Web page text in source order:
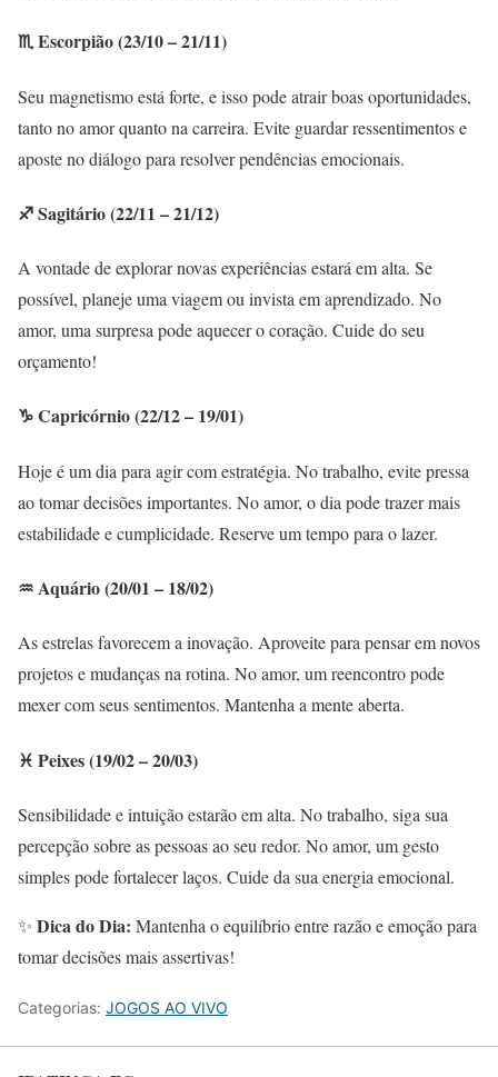
♏ Escorpião (23/10 – 21/11)
Seu magnetismo está forte, e isso pode atrair boas oportunidades,
tanto no amor quanto na carreira. Evite guardar ressentimentos e
aposte no diálogo para resolver pendências emocionais.
♐ Sagitário (22/11 – 21/12)
A vontade de explorar novas experiências estará em alta. Se
possível, planeje uma viagem ou invista em aprendizado. No
amor, uma surpresa pode aquecer o coração. Cuide do seu
orçamento!
♑ Capricórnio (22/12 – 19/01)
Hoje é um dia para agir com estratégia. No trabalho, evite pressa
ao tomar decisões importantes. No amor, o dia pode trazer mais
estabilidade e cumplicidade. Reserve um tempo para o lazer.
♒ Aquário (20/01 – 18/02)
As estrelas favorecem a inovação. Aproveite para pensar em novos
projetos e mudanças na rotina. No amor, um reencontro pode
mexer com seus sentimentos. Mantenha a mente aberta.
♓ Peixes (19/02 – 20/03)
Sensibilidade e intuição estarão em alta. No trabalho, siga sua
percepção sobre as pessoas ao seu redor. No amor, um gesto
simples pode fortalecer laços. Cuide da sua energia emocional.
✨ Dica do Dia: Mantenha o equilíbrio entre razão e emoção para
tomar decisões mais assertivas!
Categorias: JOGOS AO VIVO